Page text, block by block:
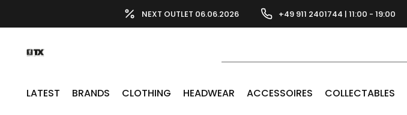
NEXT OUTLET 06.06.2026 +49 911 2401744 | 11:00 - 19:00
LATEST BRANDS CLOTHING HEADWEAR ACCESSOIRES COLLECTABLES